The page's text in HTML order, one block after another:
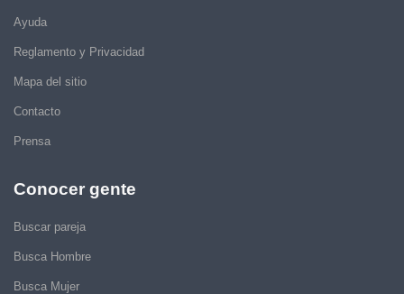
Ayuda
Reglamento y Privacidad
Mapa del sitio
Contacto
Prensa
Conocer gente
Buscar pareja
Busca Hombre
Busca Mujer